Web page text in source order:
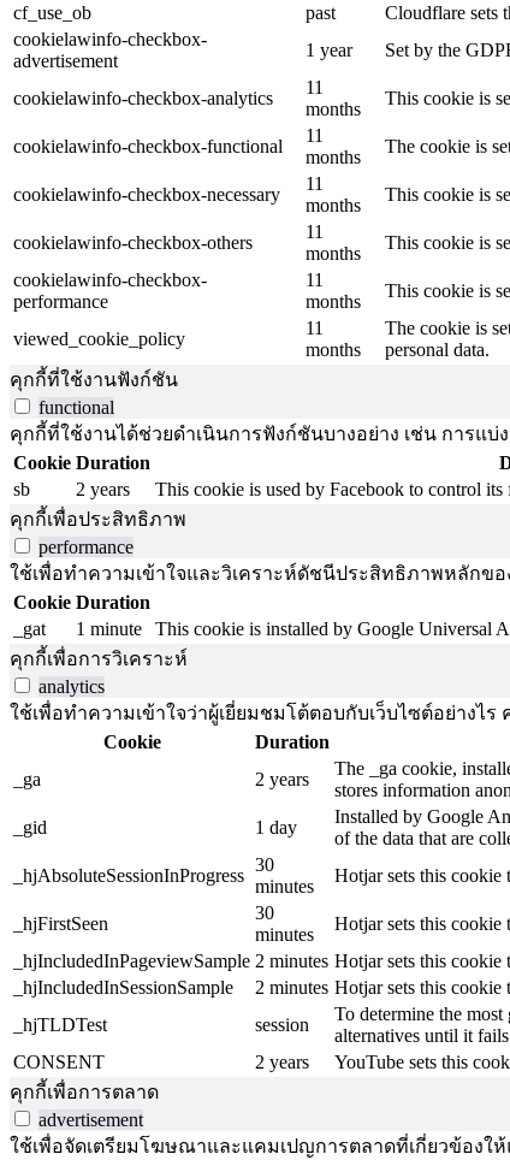
cf_use_ob
past
Cloudflare sets
cookielawinfo-checkbox-
advertisement
1 year Set by the
cookielawinfo-checkbox-analytics
11
months
This cookie is
cookielawinfo-checkbox-functional
11
months
The cookie is
cookielawinfo-checkbox-necessary
11
months
This cookie is
cookielawinfo-checkbox-others
11
months
This cookie is
cookielawinfo-checkbox-
performance
11
months
This cookie is
viewed_cookie_policy
11
months
The cookie is
personal data.
คุกกี้ที่ใช้งานฟังก์ชัน
functional
คุกกี้ที่ใช้งานได้ช่วยดำเนินการฟังก์ชันบางอย่าง เช่น การ
Cookie Duration
sb
2 years
This cookie is used by Facebook to control its
คุกกี้เพื่อประสิทธิภาพ
performance
ใช้เพื่อทำความเข้าใจและวิเคราะห์ดัชนีประสิทธิภาพหลักข
Cookie Duration
_gat
1 minute
This cookie is installed by Google Universal
คุกกี้เพื่อการวิเคราะห์
analytics
ใช้เพื่อทำความเข้าใจว่าผู้เยี่ยมชมโต้ตอบกับเว็บไซต์อย่าง
Cookie
Duration
_ga
2 years
The _ga cookie,
stores information
_gid
1 day
Installed by Google
of the data that are
_hjAbsoluteSessionInProgress
30
minutes
Hotjar sets this cookie
_hjFirstSeen
30
minutes
Hotjar sets this cookie
_hjIncludedInPageviewSample 2 minutes Hotjar sets this cookie
_hjIncludedInSessionSample
2 minutes Hotjar sets this cookie
_hjTLDTest
session
To determine the
alternatives until it
CONSENT
2 years
YouTube sets this
คุกกี้เพื่อการตลาด
advertisement
ใช้เพื่อจัดเตรียมโฆษณาและแคมเปญการตลาดที่เกี่ยวข้องใ